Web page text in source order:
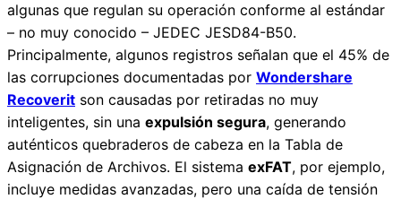
algunas que regulan su operación conforme al estándar
– no muy conocido – JEDEC JESD84-B50.
Principalmente, algunos registros señalan que el 45% de
las corrupciones documentadas por Wondershare
Recoverit son causadas por retiradas no muy
inteligentes, sin una expulsión segura, generando
auténticos quebraderos de cabeza en la Tabla de
Asignación de Archivos. El sistema exFAT, por ejemplo,
incluye medidas avanzadas, pero una caída de tensión